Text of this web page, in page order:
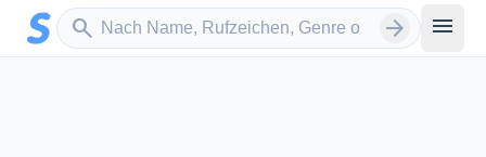
Zum Hauptinhalt springen
search
Sender suchen arrow_forward menu